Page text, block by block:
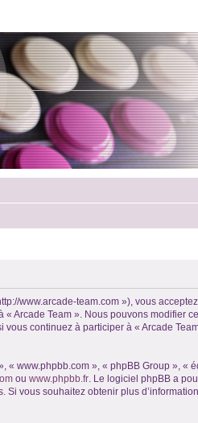
www.arcade-team.com »), vous
Team ». Nous pouvons modifier
continuez à participer à « Arcade
www.phpbb.com », « phpBB Group »,
ou www.phpbb.fr . Le logiciel phpBB a
vous souhaitez obtenir plus